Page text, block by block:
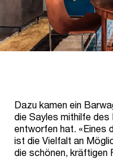
Dazu kamen ein
die Sayles mithilfe
entworfen hat. «Eines
ist die Vielfalt an
die schönen, kräftigen